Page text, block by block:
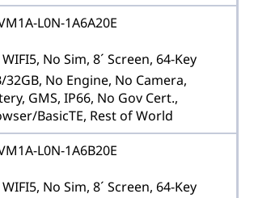
L0N-1A6A20E
No Sim, 8´ Screen, 64-Key
32GB, No Engine, No Camera,
GMS, IP66, No Gov Cert.,
BasicTE, Rest of World
L0N-1A6B20E
No Sim, 8´ Screen, 64-Key